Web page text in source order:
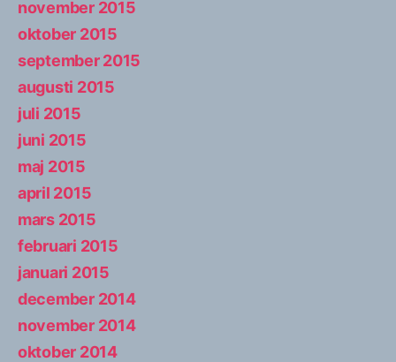
november 2015
oktober 2015
september 2015
augusti 2015
juli 2015
juni 2015
maj 2015
april 2015
mars 2015
februari 2015
januari 2015
december 2014
november 2014
oktober 2014